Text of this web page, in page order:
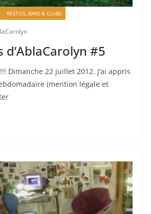
RESTOS, BARS & CLUBS
d’AblaCarolyn #5
Dimanche 22 juillet 2012. J’ai appris
(mention légale et